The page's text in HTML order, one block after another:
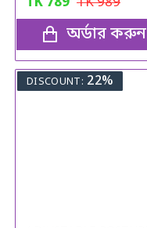
অর্ডার করুন
DISCOUNT: 22%